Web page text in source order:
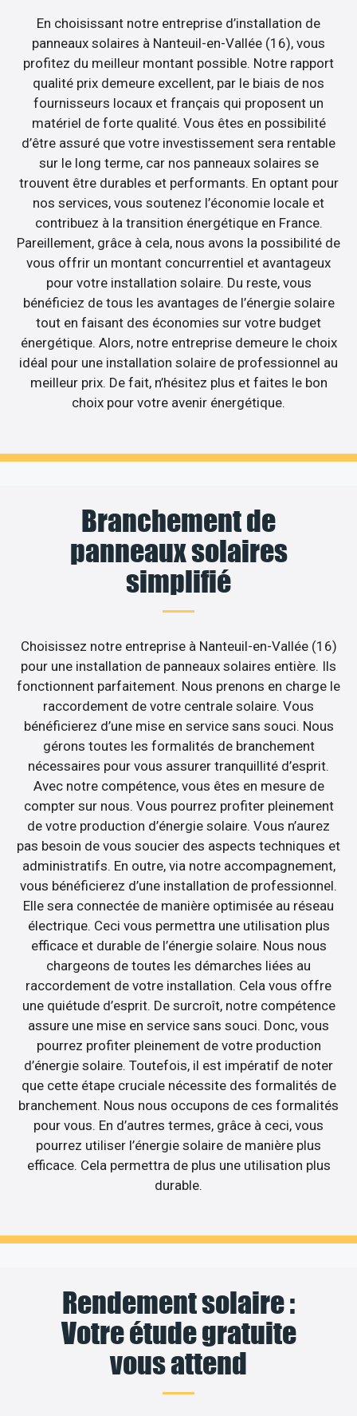
En choisissant notre entreprise d’installation de
panneaux solaires à Nanteuil-en-Vallée (16), vous
profitez du meilleur montant possible. Notre rapport
qualité prix demeure excellent, par le biais de nos
fournisseurs locaux et français qui proposent un
matériel de forte qualité. Vous êtes en possibilité
d’être assuré que votre investissement sera rentable
sur le long terme, car nos panneaux solaires se
trouvent être durables et performants. En optant pour
nos services, vous soutenez l’économie locale et
contribuez à la transition énergétique en France.
Pareillement, grâce à cela, nous avons la possibilité de
vous offrir un montant concurrentiel et avantageux
pour votre installation solaire. Du reste, vous
bénéficiez de tous les avantages de l’énergie solaire
tout en faisant des économies sur votre budget
énergétique. Alors, notre entreprise demeure le choix
idéal pour une installation solaire de professionnel au
meilleur prix. De fait, n’hésitez plus et faites le bon
choix pour votre avenir énergétique.
Branchement de
panneaux solaires
simplifié
Choisissez notre entreprise à Nanteuil-en-Vallée (16)
pour une installation de panneaux solaires entière. Ils
fonctionnent parfaitement. Nous prenons en charge le
raccordement de votre centrale solaire. Vous
bénéficierez d’une mise en service sans souci. Nous
gérons toutes les formalités de branchement
nécessaires pour vous assurer tranquillité d’esprit.
Avec notre compétence, vous êtes en mesure de
compter sur nous. Vous pourrez profiter pleinement
de votre production d’énergie solaire. Vous n’aurez
pas besoin de vous soucier des aspects techniques et
administratifs. En outre, via notre accompagnement,
vous bénéficierez d’une installation de professionnel.
Elle sera connectée de manière optimisée au réseau
électrique. Ceci vous permettra une utilisation plus
efficace et durable de l’énergie solaire. Nous nous
chargeons de toutes les démarches liées au
raccordement de votre installation. Cela vous offre
une quiétude d’esprit. De surcroît, notre compétence
assure une mise en service sans souci. Donc, vous
pourrez profiter pleinement de votre production
d’énergie solaire. Toutefois, il est impératif de noter
que cette étape cruciale nécessite des formalités de
branchement. Nous nous occupons de ces formalités
pour vous. En d’autres termes, grâce à ceci, vous
pourrez utiliser l’énergie solaire de manière plus
efficace. Cela permettra de plus une utilisation plus
durable.
Rendement solaire :
Votre étude gratuite
vous attend